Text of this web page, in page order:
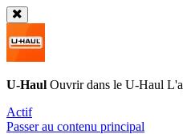
U-Haul Ouvrir dans le U-Haul
Actif
Passer au contenu principal